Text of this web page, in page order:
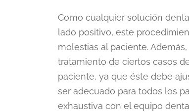
Como cualquier solución
lado positivo, este
molestias al paciente.
tratamiento de ciertos casos
paciente, ya que éste debe
ser adecuado para todos los
exhaustiva con el equipo